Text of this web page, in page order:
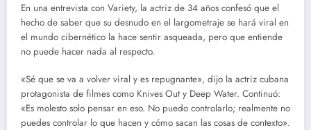
En una entrevista con Variety, la actriz de 34 años confesó que el
hecho de saber que su desnudo en el largometraje se hará viral en
el mundo cibernético la hace sentir asqueada, pero que entiende
no puede hacer nada al respecto.
«Sé que se va a volver viral y es repugnante», dijo la actriz cubana
protagonista de filmes como Knives Out y Deep Water. Continuó:
«Es molesto solo pensar en eso. No puedo controlarlo; realmente no
puedes controlar lo que hacen y cómo sacan las cosas de contexto».